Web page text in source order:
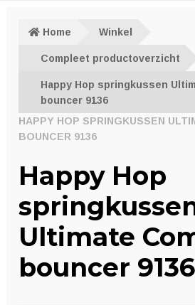
Over ons
Nieuws
Contact
Winkelwagen
Home Winkel
Compleet productoverzicht
Happy Hop springkussen
bouncer 9136
HAPPY HOP SPRINGKUSSEN
BOUNCER 9136
Happy Hop
Ultimate
bouncer 9136